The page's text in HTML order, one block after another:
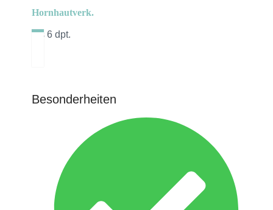
Hornhautverk.
bis 6 dpt.
Besonderheiten